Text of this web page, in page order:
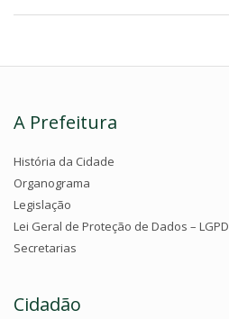
A Prefeitura
História da Cidade
Organograma
Legislação
Lei Geral de Proteção de Dados – LGPD
Secretarias
Cidadão